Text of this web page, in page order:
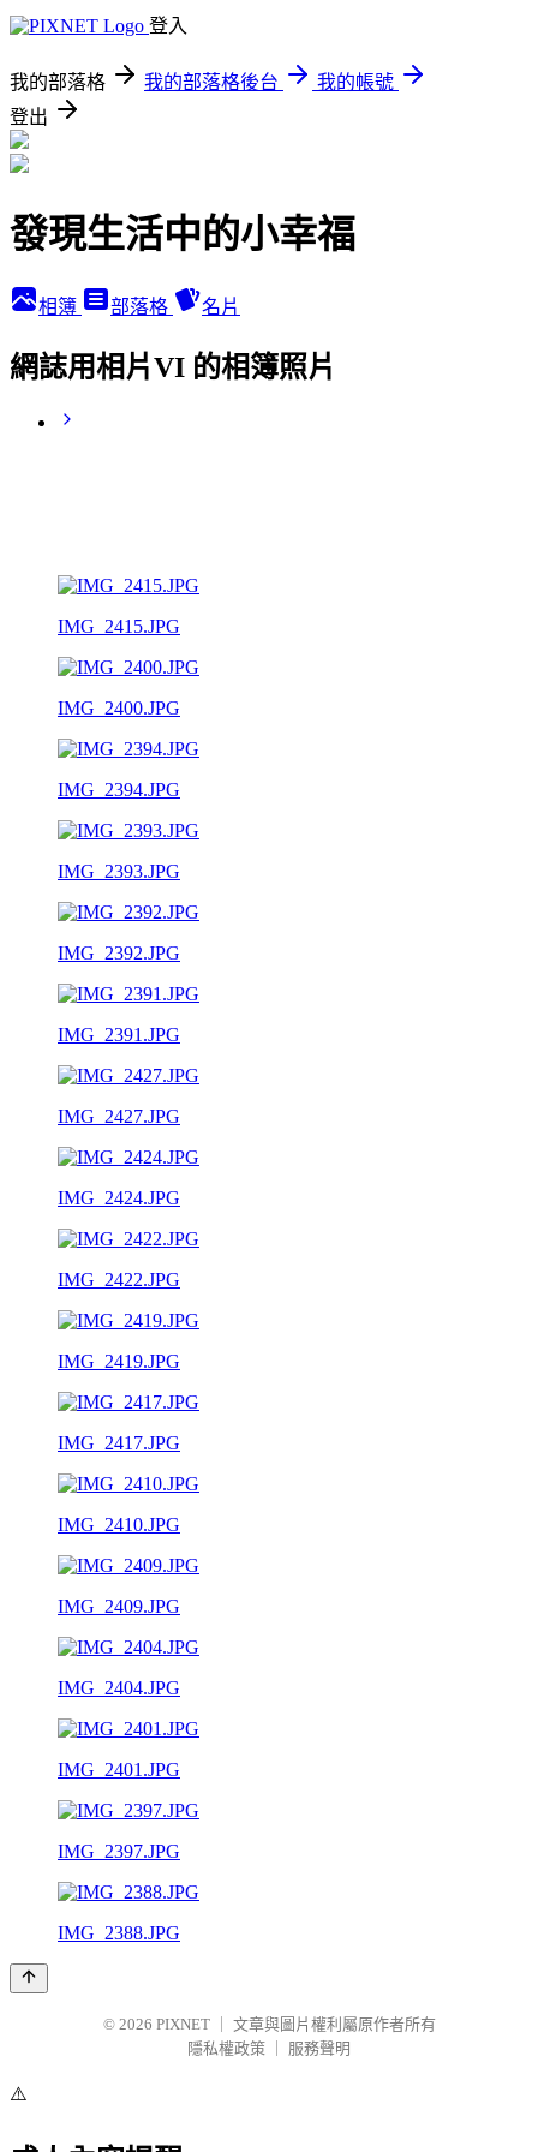
登入
我的部落格 我的部落格後台
我的帳號
登出
發現生活中的小幸福
相簿 部落格 名片
網誌用相片VI 的相簿照片
IMG_2415.JPG
IMG_2400.JPG
IMG_2394.JPG
IMG_2393.JPG
IMG_2392.JPG
IMG_2391.JPG
IMG_2427.JPG
IMG_2424.JPG
IMG_2422.JPG
IMG_2419.JPG
IMG_2417.JPG
IMG_2410.JPG
IMG_2409.JPG
IMG_2404.JPG
IMG_2401.JPG
IMG_2397.JPG
IMG_2388.JPG
© 2026 PIXNET
文章與圖片權利屬原作者所有
隱私權政策
服務聲明
⚠️